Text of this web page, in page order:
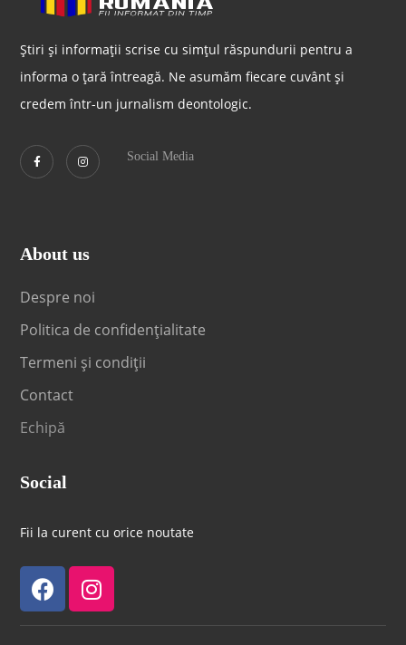
Știri și informații scrise cu simțul răspundurii pentru a
informa o țară întreagă. Ne asumăm fiecare cuvânt și
credem într-un jurnalism deontologic.
Social Media
About us
Despre noi
Politica de confidențialitate
Termeni și condiții
Contact
Echipă
Social
Fii la curent cu orice noutate